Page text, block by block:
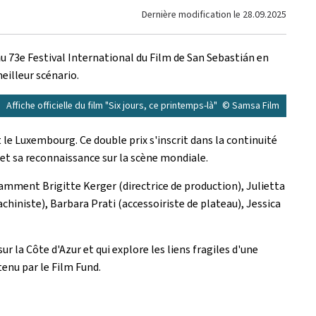
Dernière modification le 28.09.2025
Festival International du Film de San Sebastián en
scénario.
Affiche officielle du film "Six jours, ce printemps-là" © Samsa Film
Luxembourg. Ce double prix s'inscrit dans la continuité
sa reconnaissance sur la scène mondiale.
Brigitte Kerger (directrice de production), Julietta
Barbara Prati (accessoiriste de plateau), Jessica
la Côte d'Azur et qui explore les liens fragiles d'une
par le Film Fund.